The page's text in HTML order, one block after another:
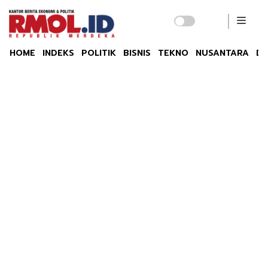
HOME INDEKS POLITIK BISNIS TEKNO NUSANTARA